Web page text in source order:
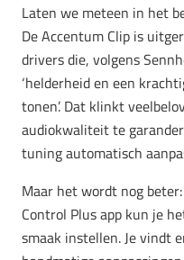
Laten we meteen in het
De Accentum Clip is
drivers die, volgens
‘helderheid en een
tonen’. Dat klinkt
audiokwaliteit te
tuning automatisch
Maar het wordt nog
Control Plus app kun je
smaak instellen. Je vindt